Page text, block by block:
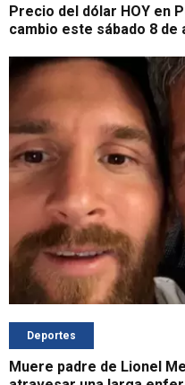
Precio del dólar HOY en
cambio este sábado 8 de
Deportes
Muere padre de Lionel